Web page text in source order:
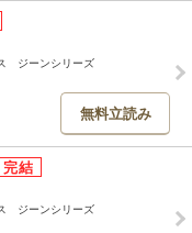
ジーンシリーズ
無料立読み
ジーンシリーズ